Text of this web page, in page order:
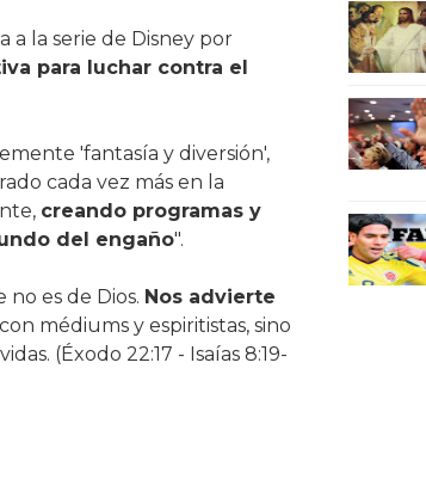
la serie de Disney por
para luchar contra el
'fantasía y diversión',
cada vez más en la
creando programas y
del engaño".
es de Dios. Nos advierte
médiums y espiritistas, sino
(Éxodo 22:17 - Isaías 8:19-